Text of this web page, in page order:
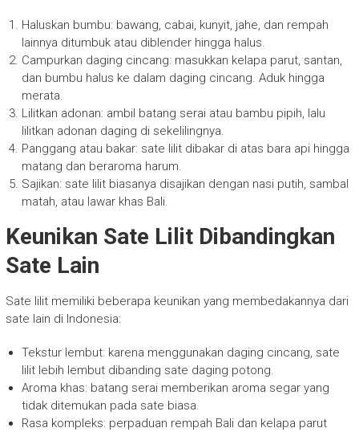
Haluskan bumbu: bawang, cabai, kunyit, jahe, dan rempah
lainnya ditumbuk atau diblender hingga halus.
Campurkan daging cincang: masukkan kelapa parut, santan,
dan bumbu halus ke dalam daging cincang. Aduk hingga
merata.
Lilitkan adonan: ambil batang serai atau bambu pipih, lalu
lilitkan adonan daging di sekelilingnya.
Panggang atau bakar: sate lilit dibakar di atas bara api hingga
matang dan beraroma harum.
Sajikan: sate lilit biasanya disajikan dengan nasi putih, sambal
matah, atau lawar khas Bali.
Keunikan Sate Lilit Dibandingkan
Sate Lain
Sate lilit memiliki beberapa keunikan yang membedakannya dari
sate lain di Indonesia:
Tekstur lembut: karena menggunakan daging cincang, sate
lilit lebih lembut dibanding sate daging potong.
Aroma khas: batang serai memberikan aroma segar yang
tidak ditemukan pada sate biasa.
Rasa kompleks: perpaduan rempah Bali dan kelapa parut